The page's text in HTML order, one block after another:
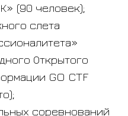
(90 человек);
слета
Открытого
GO CTF
соревнований